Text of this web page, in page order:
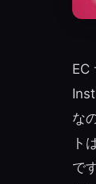
EC
な
ト
で